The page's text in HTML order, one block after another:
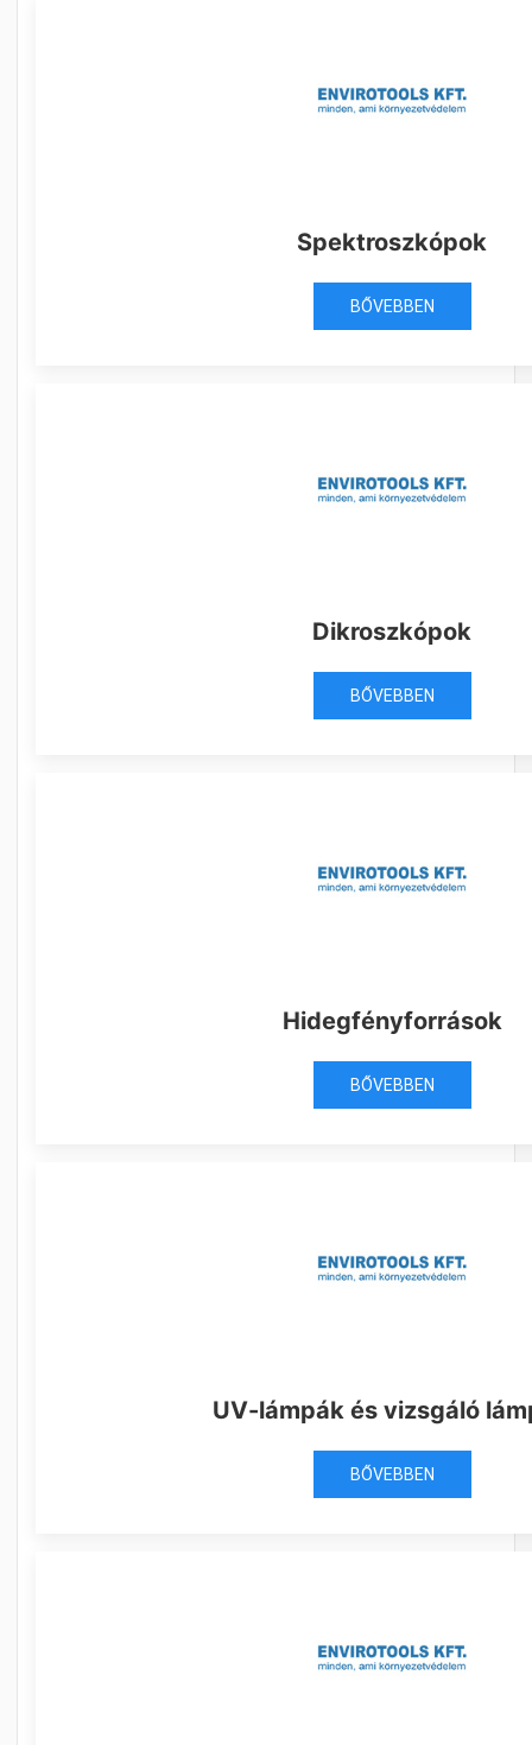
Spektroszkópok
BŐVEBBEN
Dikroszkópok
BŐVEBBEN
Hidegfényforrások
BŐVEBBEN
UV-lámpák és vizsgáló
BŐVEBBEN